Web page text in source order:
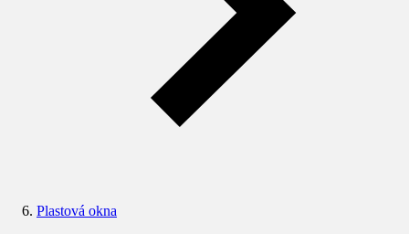
Plastová okna